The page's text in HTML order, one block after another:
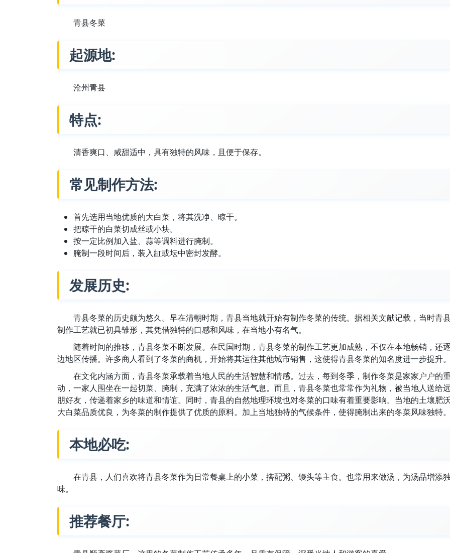
青县冬菜
起源地:
沧州青县
特点:
清香爽口、咸甜适中，具有独特的风味，且便于保存。
常见制作方法:
首先选用当地优质的大白菜，将其洗净、晾干。
把晾干的白菜切成丝或小块。
按一定比例加入盐、蒜等调料进行腌制。
腌制一段时间后，装入缸或坛中密封发酵。
发展历史:
青县冬菜的历史颇为悠久。早在清朝时期，青县当地就开始有制作冬菜的传统。据相关文献记载，当时青
制作工艺就已初具雏形，其凭借独特的口感和风味，在当地小有名气。
随着时间的推移，青县冬菜不断发展。在民国时期，青县冬菜的制作工艺更加成熟，不仅在本地畅销，还
边地区传播。许多商人看到了冬菜的商机，开始将其运往其他城市销售，这使得青县冬菜的知名度进一步提升
在文化内涵方面，青县冬菜承载着当地人民的生活智慧和情感。过去，每到冬季，制作冬菜是家家户户的
动，一家人围坐在一起切菜、腌制，充满了浓浓的生活气息。而且，青县冬菜也常常作为礼物，被当地人送给
朋好友，传递着家乡的味道和情谊。同时，青县的自然地理环境也对冬菜的口味有着重要影响。当地的土壤肥
大白菜品质优良，为冬菜的制作提供了优质的原料。加上当地独特的气候条件，使得腌制出来的冬菜风味独特
本地必吃:
在青县，人们喜欢将青县冬菜作为日常餐桌上的小菜，搭配粥、馒头等主食。也常用来做汤，为汤品增添
味。
推荐餐厅: